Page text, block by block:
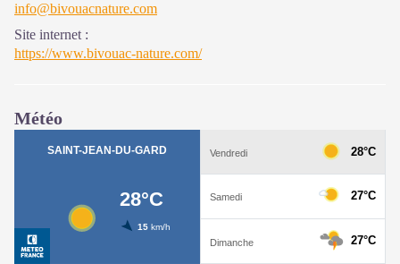
info@bivouacnature.com
Site internet:
https://www.bivouac-nature.com/
Météo